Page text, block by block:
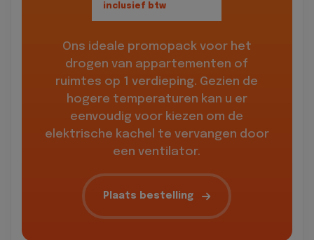
inclusief btw
Ons ideale promopack voor het
drogen van appartementen of
ruimtes op 1 verdieping. Gezien de
hogere temperaturen kan u er
eenvoudig voor kiezen om de
elektrische kachel te vervangen door
een ventilator.
Plaats bestelling